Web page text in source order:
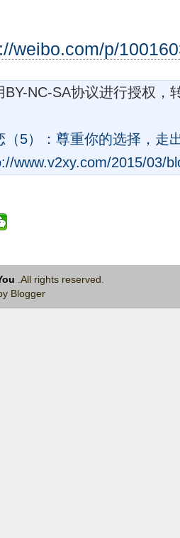
weibo.com/p/
BY-NC-SA协议进行授权，
（5）：尊重你的选择，走
www.v2xy.com/2015/03/
.All rights reserved.
Blogger